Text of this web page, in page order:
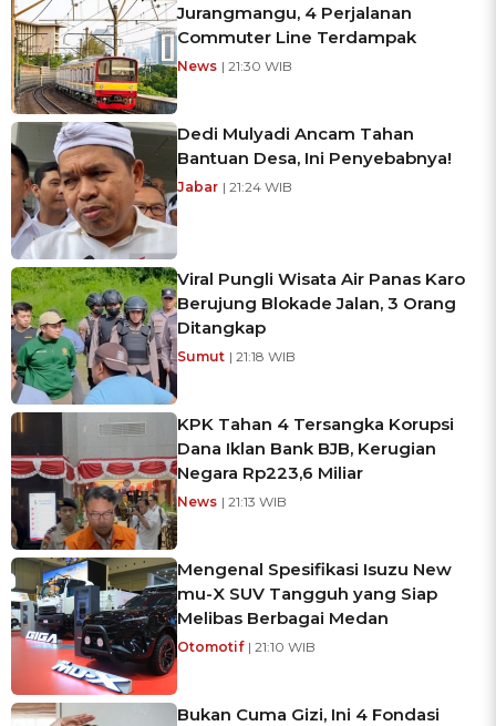
Jurangmangu, 4 Perjalanan
Commuter Line Terdampak
News | 21:30 WIB
Dedi Mulyadi Ancam Tahan
Bantuan Desa, Ini Penyebabnya!
Jabar | 21:24 WIB
Viral Pungli Wisata Air Panas Karo
Berujung Blokade Jalan, 3 Orang
Ditangkap
Sumut | 21:18 WIB
KPK Tahan 4 Tersangka Korupsi
Dana Iklan Bank BJB, Kerugian
Negara Rp223,6 Miliar
News | 21:13 WIB
Mengenal Spesifikasi Isuzu New
mu-X SUV Tangguh yang Siap
Melibas Berbagai Medan
Otomotif | 21:10 WIB
Bukan Cuma Gizi, Ini 4 Fondasi